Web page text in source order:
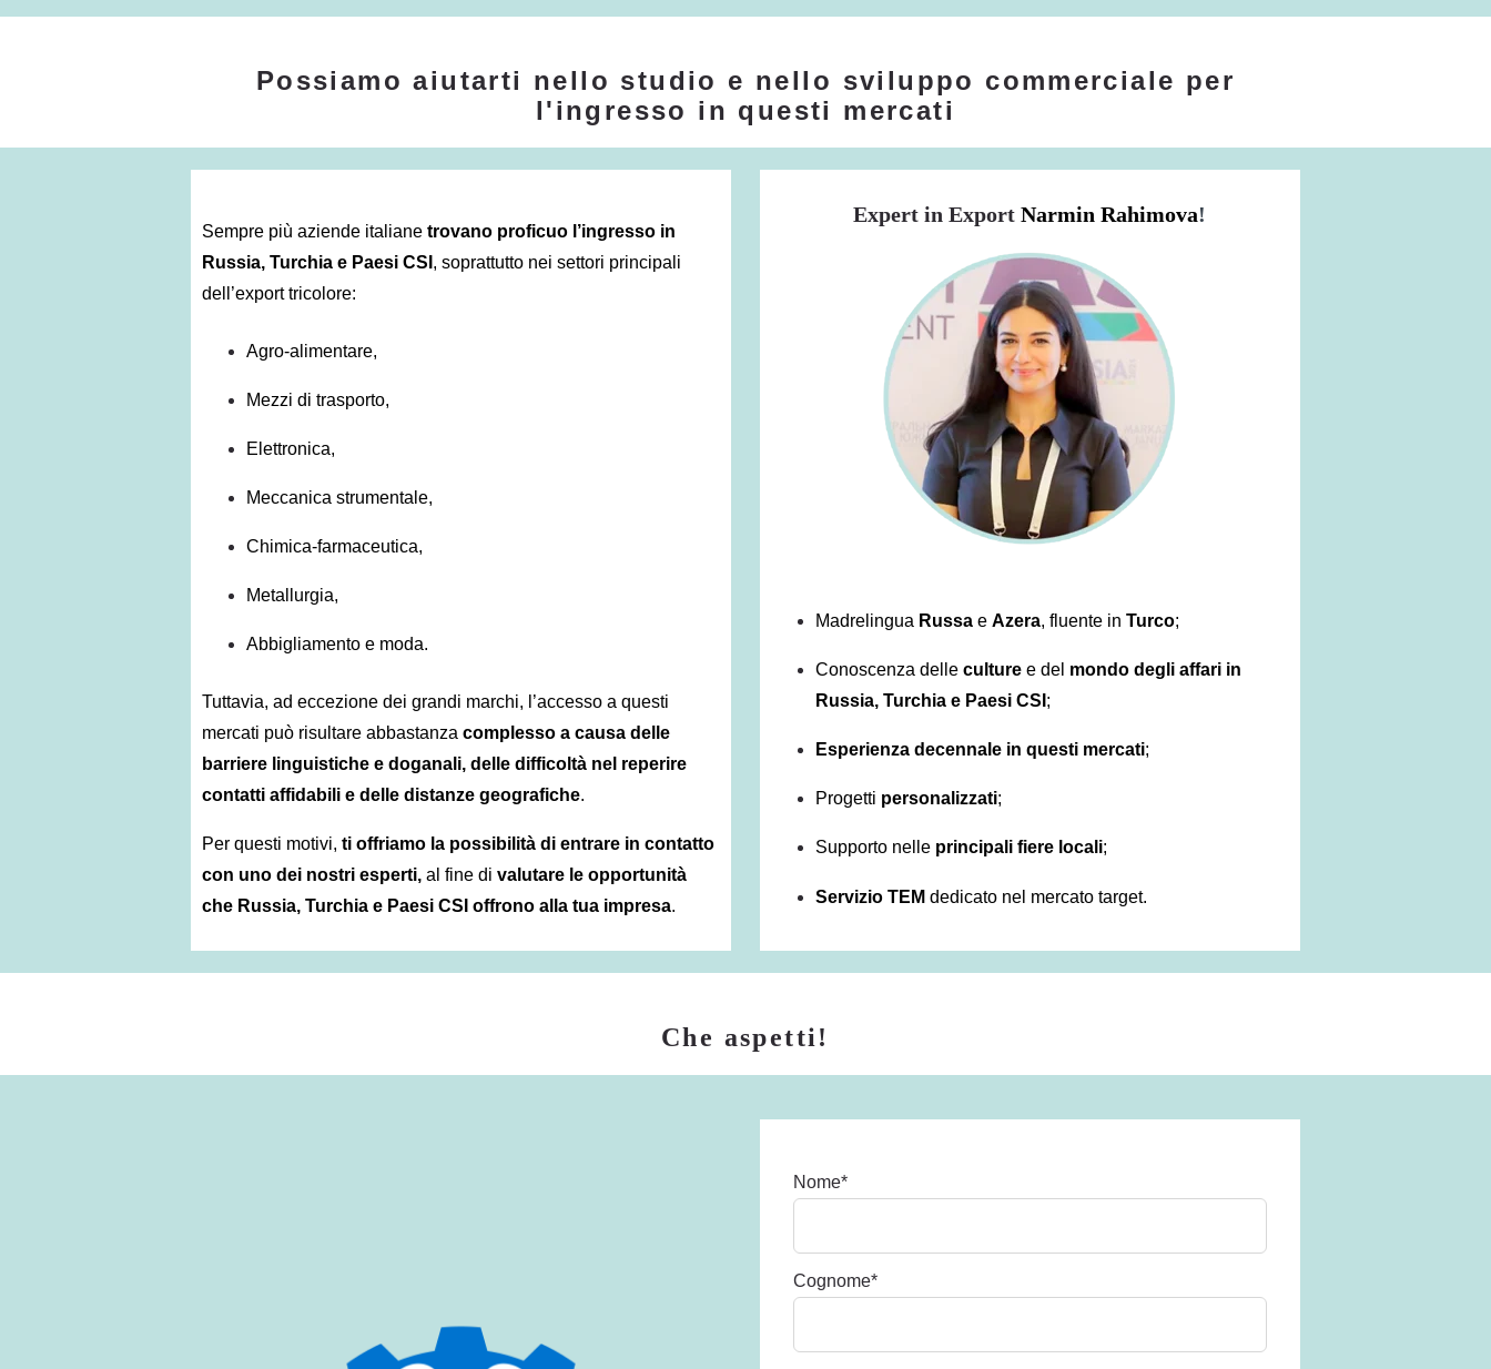
Possiamo aiutarti nello studio e nello sviluppo commerciale per
l'ingresso in questi mercati
Sempre più aziende italiane trovano proficuo l’ingresso in
Russia, Turchia e Paesi CSI , soprattutto nei settori principali
dell’export tricolore:
Agro-alimentare,
Mezzi di trasporto,
Elettronica,
Meccanica strumentale,
Chimica-farmaceutica,
Metallurgia,
Abbigliamento e moda.
Tuttavia, ad eccezione dei grandi marchi, l’accesso a questi
mercati può risultare abbastanza complesso a causa delle
barriere linguistiche e doganali, delle difficoltà nel reperire
contatti affidabili e delle distanze geografiche.
Per questi motivi, ti offriamo la possibilità di entrare in contatto
con uno dei nostri esperti, al fine di valutare le opportunità
che Russia, Turchia e Paesi CSI offrono alla tua impresa.
Expert in ExportNarmin Rahimova!
Madrelingua Russae Azera, fluente in Turco;
Conoscenza delle culturee del mondo degli affari in
Russia, Turchia e Paesi CSI ;
Esperienza decennale in questi mercati;
Progetti personalizzati;
Supporto nelle principali fiere locali;
Servizio TEM dedicato nel mercato target.
Che aspetti!
Nome*
Cognome*